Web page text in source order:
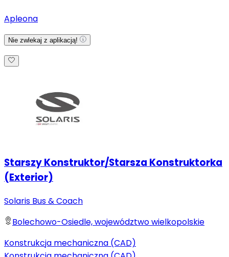
Apleona
Nie zwlekaj z aplikacją!
Starszy Konstruktor/Starsza Konstruktorka
(Exterior)
Solaris Bus & Coach
Bolechowo-Osiedle, województwo wielkopolskie
Konstrukcja mechaniczna (CAD)